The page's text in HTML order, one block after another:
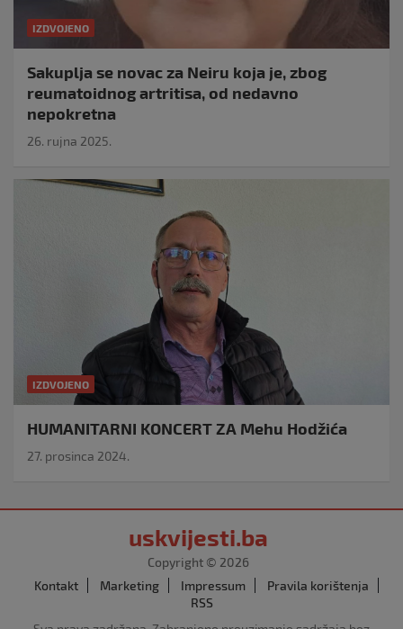
IZDVOJENO
Sakuplja se novac za Neiru koja je, zbog
reumatoidnog artritisa, od nedavno
nepokretna
26. rujna 2025.
IZDVOJENO
HUMANITARNI KONCERT ZA Mehu Hodžića
27. prosinca 2024.
uskvijesti.ba
Copyright © 2026
Kontakt
Marketing Impressum
Pravila korištenja
RSS